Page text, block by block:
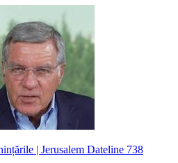
| Jerusalem Dateline 738